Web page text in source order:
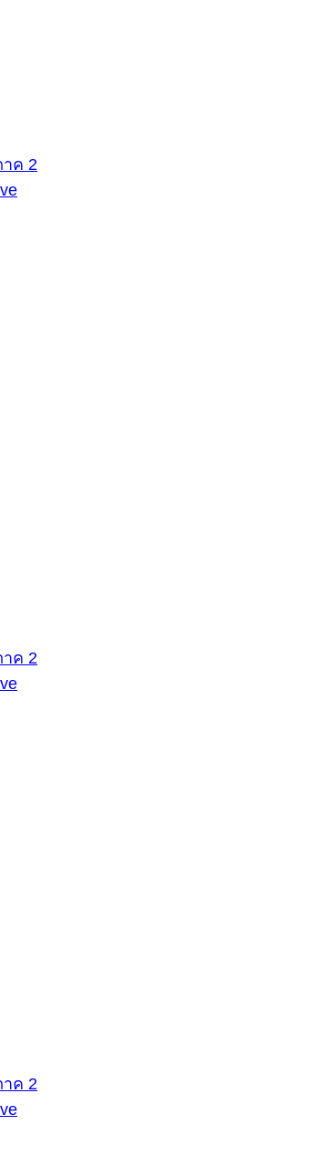
าค 2
าค 2
าค 2